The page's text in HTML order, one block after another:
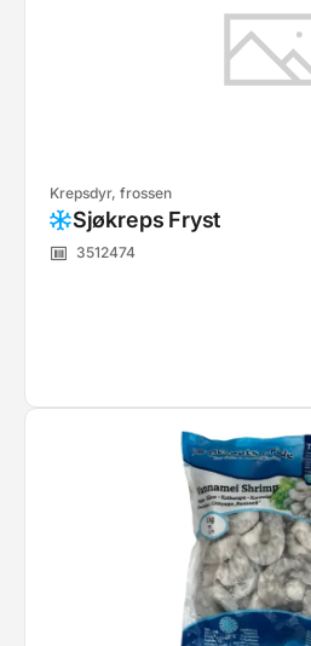
Krepsdyr, frossen
Sjøkreps Fryst
3512474